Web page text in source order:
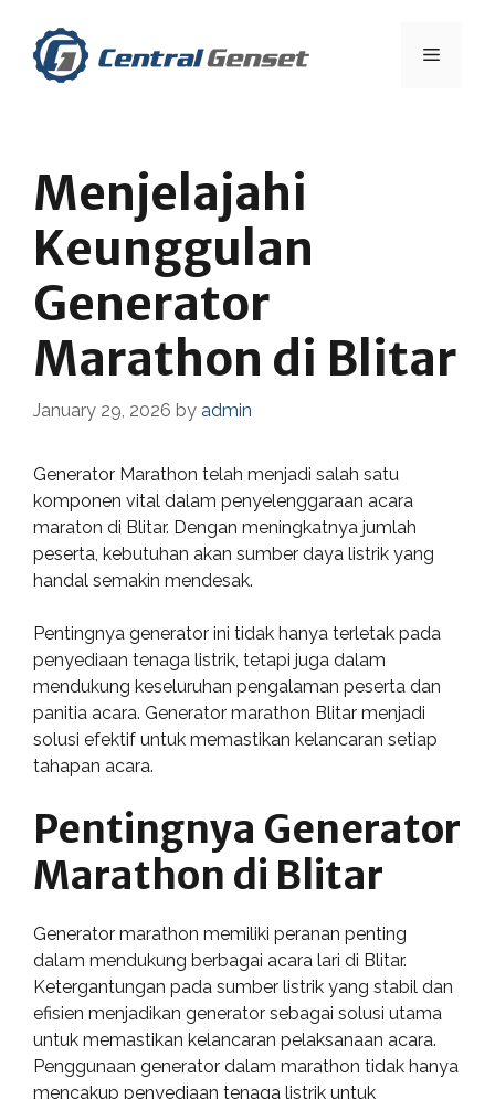
content
Menu
Menjelajahi
Keunggulan
Generator
Marathon di Blitar
January 29, 2026 by admin
Generator Marathon telah menjadi salah satu
komponen vital dalam penyelenggaraan acara
maraton di Blitar. Dengan meningkatnya jumlah
peserta, kebutuhan akan sumber daya listrik yang
handal semakin mendesak.
Pentingnya generator ini tidak hanya terletak pada
penyediaan tenaga listrik, tetapi juga dalam
mendukung keseluruhan pengalaman peserta dan
panitia acara. Generator marathon Blitar menjadi
solusi efektif untuk memastikan kelancaran setiap
tahapan acara.
Pentingnya Generator
Marathon di Blitar
Generator marathon memiliki peranan penting
dalam mendukung berbagai acara lari di Blitar.
Ketergantungan pada sumber listrik yang stabil dan
efisien menjadikan generator sebagai solusi utama
untuk memastikan kelancaran pelaksanaan acara.
Penggunaan generator dalam marathon tidak hanya
mencakup penyediaan tenaga listrik untuk